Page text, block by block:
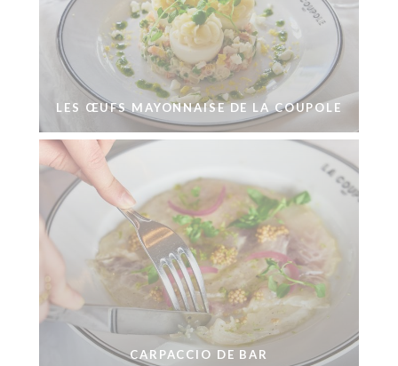
LES ŒUFS MAYONNAISE DE LA COUPOLE
CARPACCIO DE BAR